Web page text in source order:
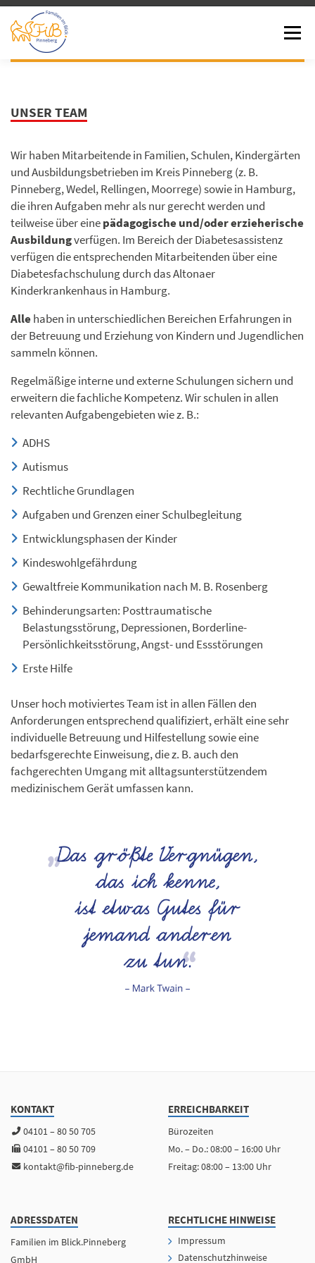
Menü
UNSER TEAM
Wir haben Mitarbeitende in Familien, Schulen, Kindergärten
und Ausbildungsbetrieben im Kreis Pinneberg (z. B.
Pinneberg, Wedel, Rellingen, Moorrege) sowie in Hamburg,
die ihren Aufgaben mehr als nur gerecht werden und
teilweise über einepädagogische und/oder erzieherische
Ausbildungverfügen. Im Bereich der Diabetesassistenz
verfügen die entsprechenden Mitarbeitenden über eine
Diabetesfachschulung durch das Altonaer
Kinderkrankenhaus in Hamburg.
Allehaben in unterschiedlichen Bereichen Erfahrungen in
der Betreuung und Erziehung von Kindern und Jugendlichen
sammeln können.
Regelmäßige interne und externe Schulungen sichern und
erweitern die fachliche Kompetenz. Wir schulen in allen
relevanten Aufgabengebieten wie z. B.:
ADHS
Autismus
Rechtliche Grundlagen
Aufgaben und Grenzen einer Schulbegleitung
Entwicklungsphasen der Kinder
Kindeswohlgefährdung
Gewaltfreie Kommunikation nach M. B. Rosenberg
Behinderungsarten: Posttraumatische
Belastungsstörung, Depressionen, Borderline-
Persönlichkeitsstörung, Angst- und Essstörungen
Erste Hilfe
Unser hoch motiviertes Team ist in allen Fällen den
Anforderungen entsprechend qualifiziert, erhält eine sehr
individuelle Betreuung und Hilfestellung sowie eine
bedarfsgerechte Einweisung, die z. B. auch den
fachgerechten Umgang mit alltagsunterstützendem
medizinischem Gerät umfassen kann.
KONTAKT
04101 – 80 50 705
04101 – 80 50 709
kontakt@fib-pinneberg.de
ERREICHBARKEIT
Bürozeiten
Mo. – Do.: 08:00 – 16:00 Uhr
Freitag: 08:00 – 13:00 Uhr
ADRESSDATEN
Familien im Blick.Pinneberg
GmbH
RECHTLICHE HINWEISE
Impressum
Datenschutzhinweise